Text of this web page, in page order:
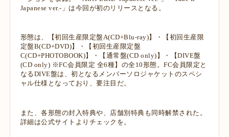
Japanese ver.-」は今回が初のリリースとなる。
形態は、【初回生産限定盤A(CD+Blu-ray)】・【初回生産限
定盤B(CD+DVD)】・【初回生産限定盤
C(CD+PHOTOBOOK)】・【通常盤(CD only)】・【DIVE盤
(CD only) ※FC会員限定 全6種】の全10形態。FC会員限定と
なるDIVE盤は、初となるメンバーソロジャケットのスペシ
ャル仕様となっており、要注目だ。
また、各形態の封入特典や、店舗別特典も同時解禁された。
詳細は公式サイトよりチェックを。